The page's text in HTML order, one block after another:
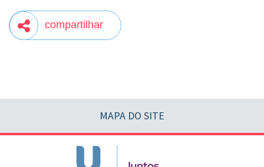
compartilhar
MAPA DO SITE